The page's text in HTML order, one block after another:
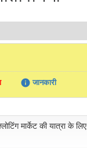
info जानकारी
मार्केट की यात्रा के लिए